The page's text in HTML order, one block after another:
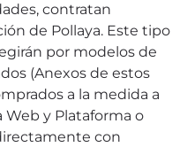
contratan
de Pollaya. Este tipo
por modelos de
(Anexos de estos
a la medida a
Web y Plataforma o
con